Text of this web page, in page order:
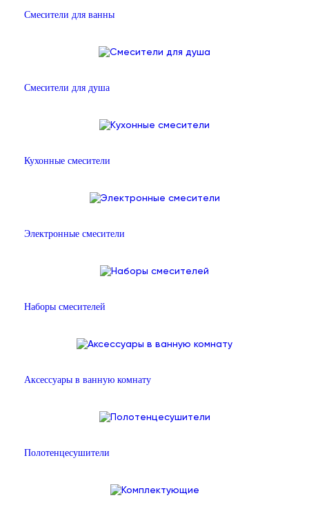
Смесители для ванны
Смесители для душа
Кухонные смесители
Электронные смесители
Наборы смесителей
Аксессуары в ванную комнату
Полотенцесушители